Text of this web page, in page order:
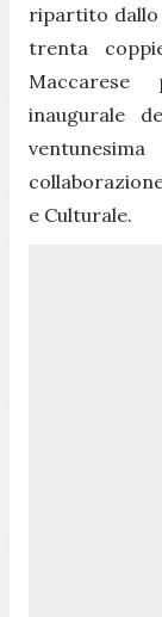
ripartito dallo
trenta
Maccarese
inaugurale
e Culturale.